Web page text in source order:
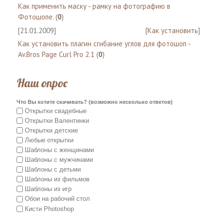
Как применить маску - рамку на фотографию в
Фотошопе. (0)
[21.01.2009]
[Как установить]
Как установить плагин сгибание углов для фотошоп -
Av.Bros Page Curl Pro 2.1 (0)
Наш опрос
Что Вы хотите скачивать? (возможно несколько ответов)
Открытки свадебные
Открытки Валентинки
Открытки детские
Любые открытки
Шаблоны с женщинами
Шаблоны с мужчинами
Шаблоны с детьми
Шаблоны из фильмов
Шаблоны из игр
Обои на рабочий стол
Кисти Photoshop